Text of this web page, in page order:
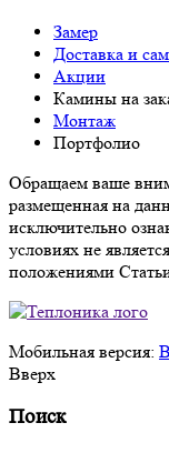
Замер
Доставка и
Акции
Камины на
Монтаж
Портфолио
Обращаем ваше
размещенная на
исключительно
условиях не
положениями
Мобильная версия:
Вверх
Поиск